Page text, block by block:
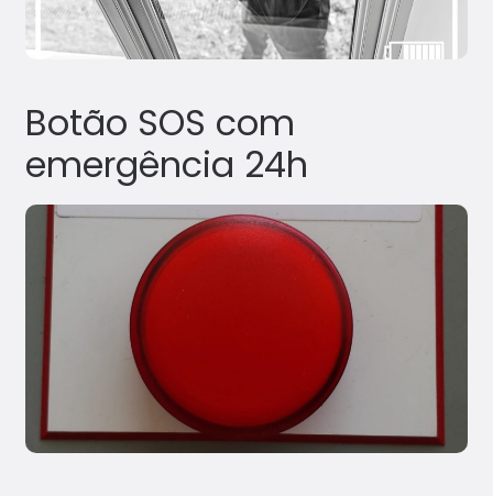
Botão SOS com
emergência 24h